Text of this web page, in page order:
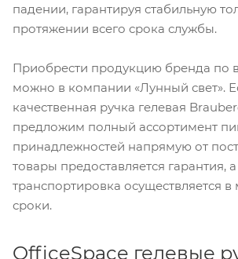
падении, гарантируя стабильную
протяжении всего срока службы.
Приобрести продукцию бренда по
можно в компании «Лунный свет».
качественная ручка гелевая
предложим полный ассортимент
принадлежностей напрямую от
товары предоставляется гарантия, а
транспортировка осуществляется
сроки.
OfficeSpace гелевые